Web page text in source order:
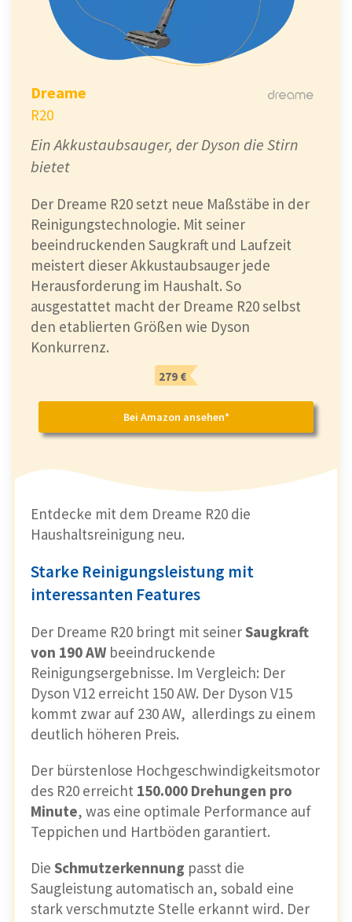
Dreame
R20
Ein Akkustaubsauger, der Dyson die Stirn
bietet
Der Dreame R20 setzt neue Maßstäbe in der
Reinigungstechnologie. Mit seiner
beeindruckenden Saugkraft und Laufzeit
meistert dieser Akkustaubsauger jede
Herausforderung im Haushalt. So
ausgestattet macht der Dreame R20 selbst
den etablierten Größen wie Dyson
Konkurrenz.
279 €
Bei Amazon ansehen*
Entdecke mit dem Dreame R20 die
Haushaltsreinigung neu.
Starke Reinigungsleistung mit
interessanten Features
Der Dreame R20 bringt mit seinerSaugkraft
von 190 AW beeindruckende
Reinigungsergebnisse. Im Vergleich: Der
Dyson V12 erreicht 150 AW. Der Dyson V15
kommt zwar auf 230 AW, allerdings zu einem
deutlich höheren Preis.
Der bürstenlose Hochgeschwindigkeitsmotor
des R20 erreicht 150.000 Drehungen pro
Minute, was eine optimale Performance auf
Teppichen und Hartböden garantiert.
Die Schmutzerkennung passt die
Saugleistung automatisch an, sobald eine
stark verschmutzte Stelle erkannt wird. Der